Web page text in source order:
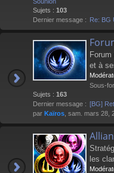
Sujets : 103
Dernier message : Re: BG
et à
Sous-
Sujets : 163
Dernier message : [BG]
par Kaïros , sam. mars 28,
les